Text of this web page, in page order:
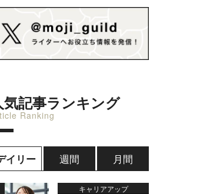
気記事ランキング
Ranking
イリー 週間 月間
キャリアアップ